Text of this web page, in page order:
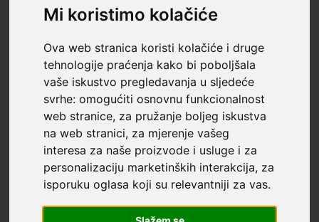
Mi koristimo kolačiće
Ova web stranica koristi kolačiće i druge
tehnologije praćenja kako bi poboljšala
vaše iskustvo pregledavanja u sljedeće
svrhe:omogućiti osnovnu funkcionalnost
web stranice, za pružanje boljeg iskustva
na web stranici, za mjerenje vašeg
interesa za naše proizvode i usluge i za
personalizaciju marketinških interakcija, za
isporuku oglasa koji su relevantniji za vas.